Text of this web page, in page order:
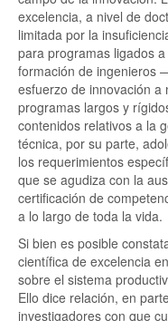
excelencia, a nivel de
limitada por la
para programas ligados
formación de ingenieros
esfuerzo de innovación
programas largos y
contenidos relativos a la
técnica, por su parte,
los requerimientos
que se agudiza con la
certificación de
a lo largo de toda la vida.
Si bien es posible
científica de excelencia
sobre el sistema
Ello dice relación, en
investigadores con que